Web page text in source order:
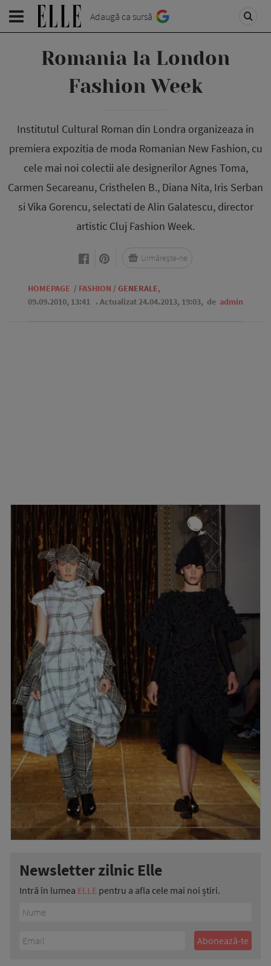
Adaugă ca sursă
Romania la London
Fashion Week
Institutul Cultural Roman din Londra organizeaza in
premiera expozitia de moda Romanian New Fashion, cu
cele mai noi colectii ale designerilor Agnes Toma,
Carmen Secareanu, Cristhelen B., Diana Nita, Iris Serban
si Vika Gorencu, selectati de Alin Galatescu, director
artistic Cluj Fashion Week.
HOMEPAGE / FASHION / GENERALE,
09.09.2010, 13:41 . Actualizat 24.04.2013, 19:03, de admin
Urmărește-ne
Newsletter zilnic Elle
Intră în lumea ELLE pentru a afla cele mai noi știri.